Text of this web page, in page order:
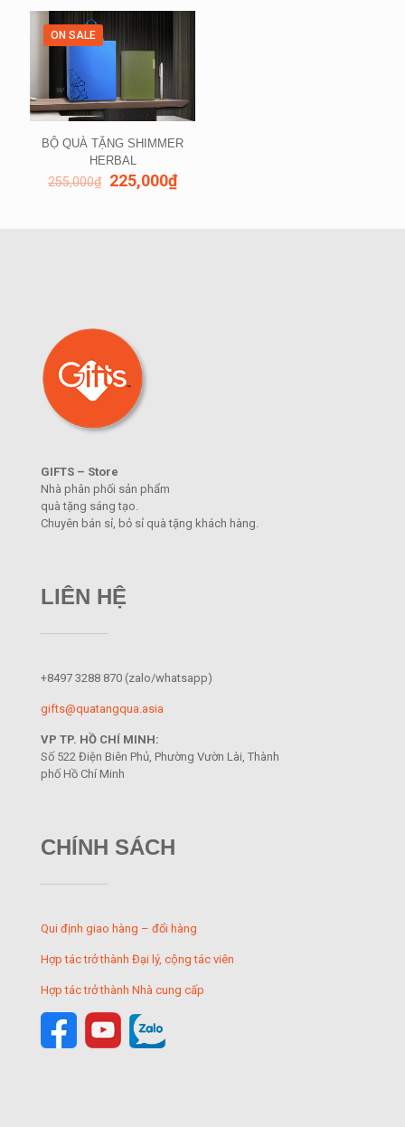
ON SALE
BỘ QUÀ TẶNG SHIMMER
HERBAL
255,000₫ 225,000₫
GIFTS – Store
Nhà phân phối sản phẩm
quà tặng sáng tạo.
Chuyên bán sỉ, bỏ sỉ quà tặng khách hàng.
LIÊN HỆ
+8497 3288 870 (zalo/whatsapp)
gifts@quatangqua.asia
VP TP. HỒ CHÍ MINH:
Số 522 Điện Biên Phủ, Phường Vườn Lài, Thành
phố Hồ Chí Minh
CHÍNH SÁCH
Qui định giao hàng – đổi hàng
Hợp tác trở thành Đại lý, cộng tác viên
Hợp tác trở thành Nhà cung cấp